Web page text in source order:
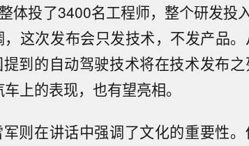
体投了3400名工程师，整个研发投
这次发布会只发技术，不发产品
到的自动驾驶技术将在技术发布
上的表现，也有望亮相。
则在讲话中强调了文化的重要性。